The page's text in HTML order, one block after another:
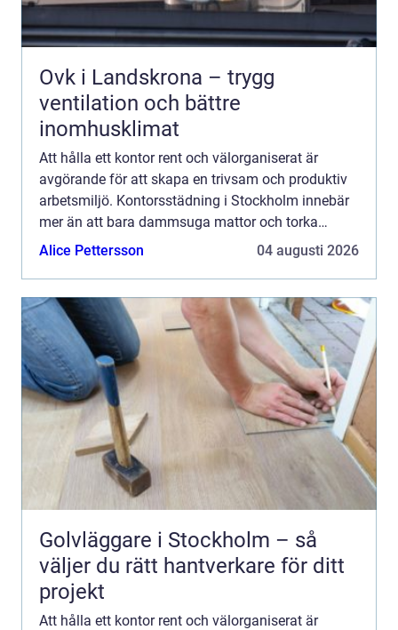
Ovk i Landskrona – trygg
ventilation och bättre
inomhusklimat
Att hålla ett kontor rent och välorganiserat är
avgörande för att skapa en trivsam och produktiv
arbetsmiljö. Kontorsstädning i Stockholm innebär
mer än att bara dammsuga mattor och torka
damm. Det handla...
Alice Pettersson 04 augusti 2026
Golvläggare i Stockholm – så
väljer du rätt hantverkare för ditt
projekt
Att hålla ett kontor rent och välorganiserat är